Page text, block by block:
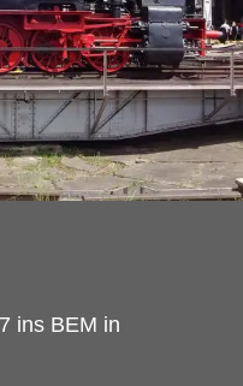
ins BEM in